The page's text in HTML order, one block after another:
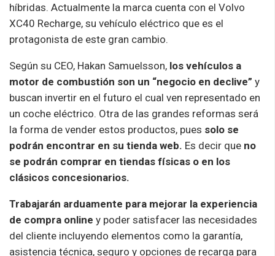
híbridas. Actualmente la marca cuenta con el Volvo
XC40 Recharge, su vehículo eléctrico que es el
protagonista de este gran cambio.
Según su CEO, Hakan Samuelsson, los vehículos a
motor de combustión son un “negocio en declive” y
buscan invertir en el futuro el cual ven representado en
un coche eléctrico. Otra de las grandes reformas será
la forma de vender estos productos, pues solo se
podrán encontrar en su tienda web. Es decir que no
se podrán comprar en tiendas físicas o en los
clásicos concesionarios.
Trabajarán arduamente para mejorar la experiencia
de compra online y poder satisfacer las necesidades
del cliente incluyendo elementos como la garantía,
asistencia técnica, seguro y opciones de recarga para